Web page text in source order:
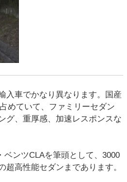
入車でかなり異なります。国産
めていて、ファミリーセダン
グ、重厚感、加速レスポンスな
ンツCLAを筆頭として、3000
高性能セダンまであります。